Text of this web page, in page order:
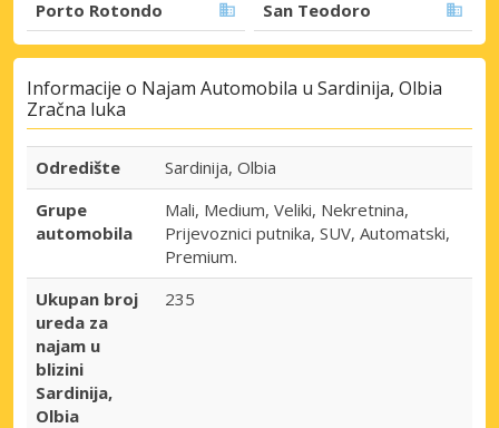
Porto Rotondo San Teodoro
Informacije o Najam Automobila u Sardinija, Olbia
Zračna luka
Odredište
Sardinija, Olbia
Grupe
automobila
Mali, Medium, Veliki, Nekretnina,
Prijevoznici putnika, SUV, Automatski,
Premium.
Ukupan broj
ureda za
najam u
blizini
Sardinija,
Olbia
235